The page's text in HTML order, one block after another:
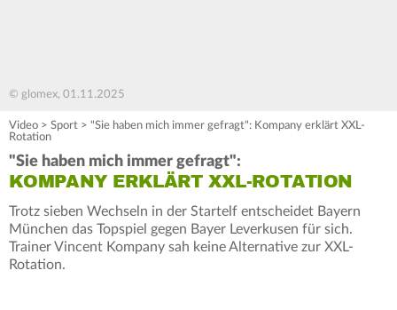
© glomex, 01.11.2025
Video > Sport > "Sie haben mich immer gefragt": Kompany erklärt XXL-
Rotation
"Sie haben mich immer gefragt":
KOMPANY ERKLÄRT XXL-ROTATION
Trotz sieben Wechseln in der Startelf entscheidet Bayern
München das Topspiel gegen Bayer Leverkusen für sich.
Trainer Vincent Kompany sah keine Alternative zur XXL-
Rotation.